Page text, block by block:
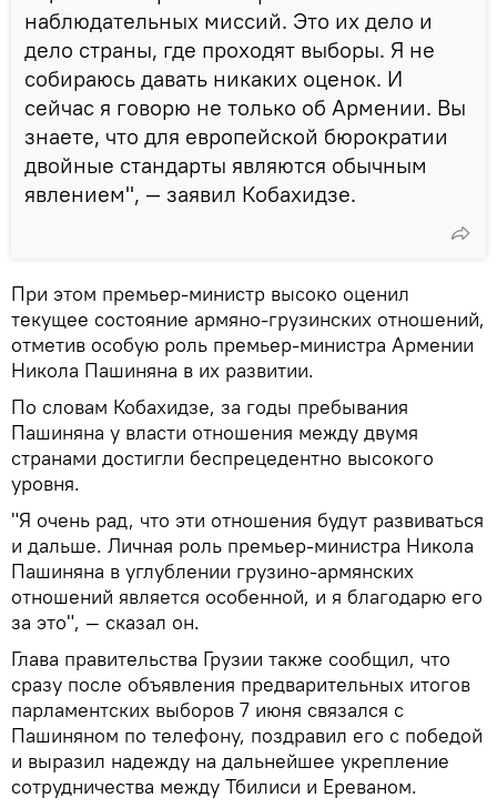
наблюдательных миссий. Это их дело и
дело страны, где проходят выборы. Я не
собираюсь давать никаких оценок. И
сейчас я говорю не только об Армении. Вы
знаете, что для европейской бюрократии
двойные стандарты являются обычным
явлением", — заявил Кобахидзе.
При этом премьер-министр высоко оценил
текущее состояние армяно-грузинских отношений,
отметив особую роль премьер-министра Армении
Никола Пашиняна в их развитии.
По словам Кобахидзе, за годы пребывания
Пашиняна у власти отношения между двумя
странами достигли беспрецедентно высокого
уровня.
"Я очень рад, что эти отношения будут развиваться
и дальше. Личная роль премьер-министра Никола
Пашиняна в углублении грузино-армянских
отношений является особенной, и я благодарю его
за это", — сказал он.
Глава правительства Грузии также сообщил, что
сразу после объявления предварительных итогов
парламентских выборов 7 июня связался с
Пашиняном по телефону, поздравил его с победой
и выразил надежду на дальнейшее укрепление
сотрудничества между Тбилиси и Ереваном.